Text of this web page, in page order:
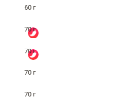
60 г
70 г
70 г
70 г
70 г